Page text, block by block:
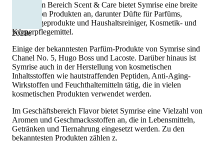
2028e
Unter dem Bereich Scent & Care bietet Symrise eine breite
Palette von Produkten an, darunter Düfte für Parfüms,
Hautpflegeprodukte und Haushaltsreiniger, Kosmetik- und
Körperpflegemittel.
Einige der bekanntesten Parfüm-Produkte von Symrise sind
Chanel No. 5, Hugo Boss und Lacoste. Darüber hinaus ist
Symrise auch in der Herstellung von kosmetischen
Inhaltsstoffen wie hautstraffenden Peptiden, Anti-Aging-
Wirkstoffen und Feuchthaltemitteln tätig, die in vielen
kosmetischen Produkten verwendet werden.
Im Geschäftsbereich Flavor bietet Symrise eine Vielzahl von
Aromen und Geschmacksstoffen an, die in Lebensmitteln,
Getränken und Tiernahrung eingesetzt werden. Zu den
bekanntesten Produkten zählen z.